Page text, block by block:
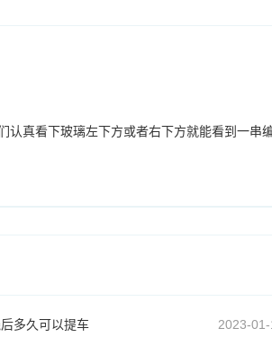
认真看下玻璃左下方或者右下方就能看到一串
多久可以提车 2023-01-